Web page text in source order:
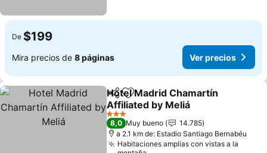
De $199
Mira precios de 8 páginas Ver precios
CompartirAgregar a favoritos
Hotel Madrid Chamartín
Affiliated by Meliá
Ver precios
3 Estrellas
8,0 Muy bueno
14.785
a 2.1 km de: Estadio Santiago Bernabéu
Habitaciones amplias con vistas a la